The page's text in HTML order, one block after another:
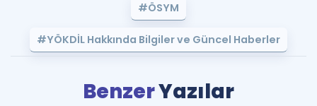
#ÖSYM
#YÖKDİL Hakkında Bilgiler ve Güncel Haberler
BenzerYazılar